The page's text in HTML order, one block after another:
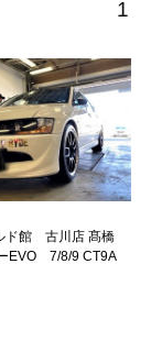
1
ド館 古川店 髙橋
EVO 7/8/9 CT9A